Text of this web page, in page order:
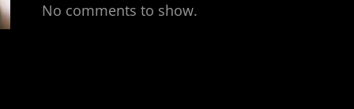
No comments to show.